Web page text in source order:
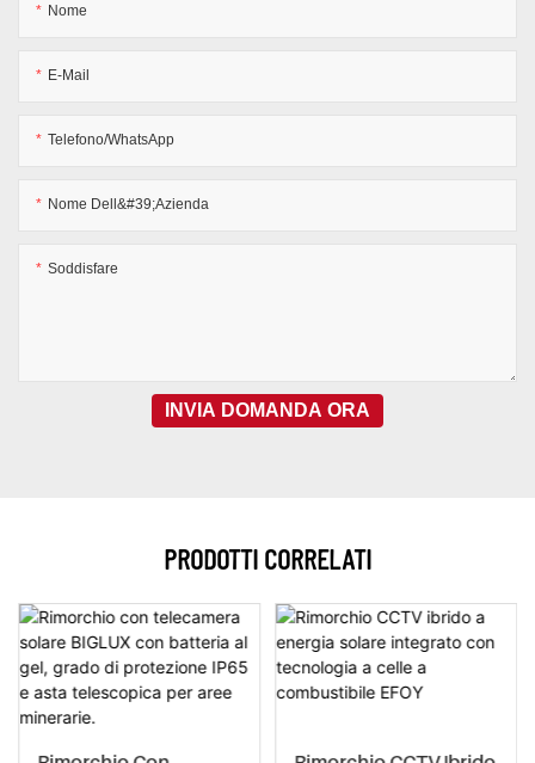
Nome
E-Mail
Telefono/WhatsApp
Nome Dell&#39;azienda
Soddisfare
INVIA DOMANDA ORA
PRODOTTI CORRELATI